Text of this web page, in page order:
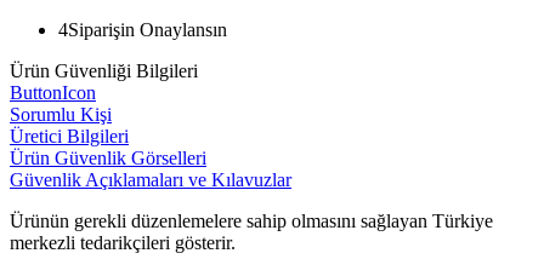
4Siparişin Onaylansın
Ürün Güvenliği Bilgileri
ButtonIcon
Sorumlu Kişi
Üretici Bilgileri
Ürün Güvenlik Görselleri
Güvenlik Açıklamaları ve Kılavuzlar
Ürünün gerekli düzenlemelere sahip olmasını sağlayan Türkiye
merkezli tedarikçileri gösterir.